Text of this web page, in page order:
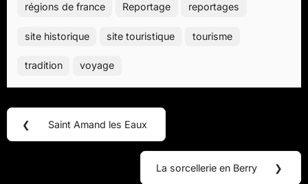
régions de france Reportage reportages
site historique site touristique tourisme
tradition voyage
Navigation
de
❮
Previous
Saint Amand les Eaux
Next
La sorcellerie en Berry ❯